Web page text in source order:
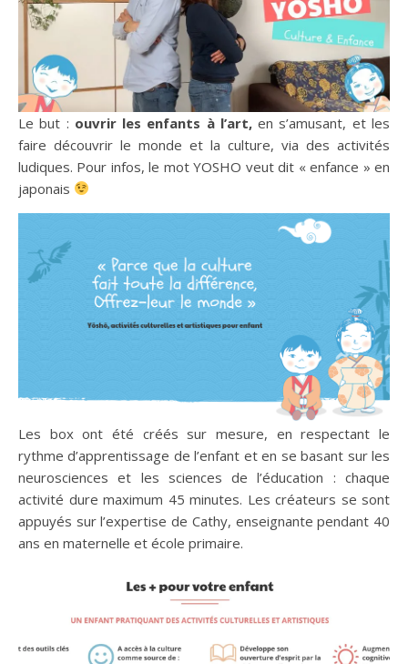
Le but : ouvrir les enfants à l’art,en s’amusant, et les
faire découvrir le monde et la culture, via des activités
ludiques. Pour infos, le mot YOSHO veut dit « enfance » en
japonais
Les box ont été créés sur mesure, en respectant le
rythme d’apprentissage de l’enfant et en se basant sur les
neurosciences et les sciences de l’éducation : chaque
activité dure maximum 45 minutes. Les créateurs se sont
appuyés sur l’expertise de Cathy, enseignante pendant 40
ans en maternelle et école primaire.